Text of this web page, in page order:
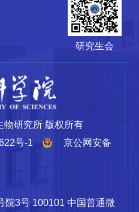
研究生会
物研究所 版权所有
号-1
京公网安备
院3号 100101 中国普通微